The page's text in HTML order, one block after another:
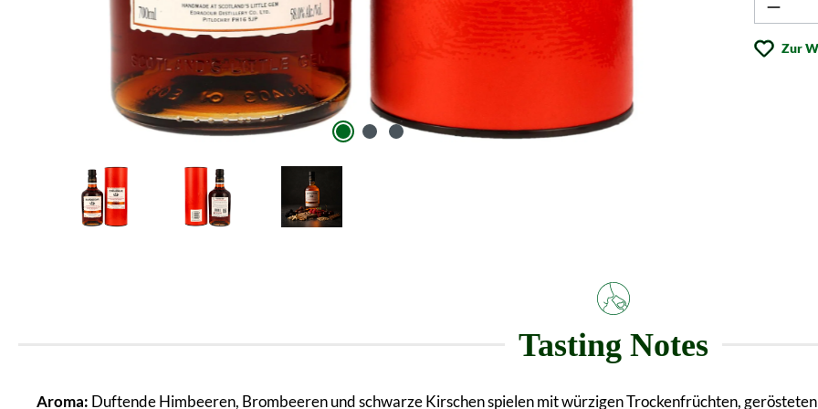
Zur
Tasting Notes
Aroma: Duftende Himbeeren, Brombeeren und schwarze Kirschen spielen mit würzigen Trockenfrüchten,